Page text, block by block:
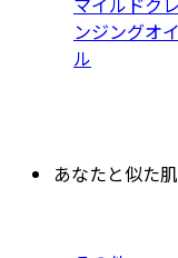
ンジングオイ
ル
あなたと似た